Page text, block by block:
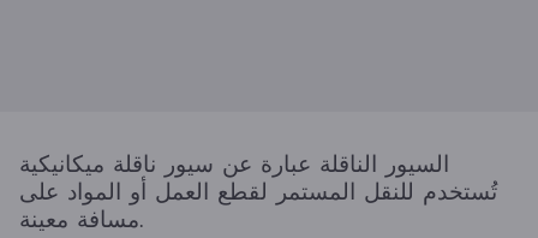
السيور الناقلة عبارة عن سيور ناقلة ميكانيكية
تُستخدم للنقل المستمر لقطع العمل أو المواد على
مسافة معينة.